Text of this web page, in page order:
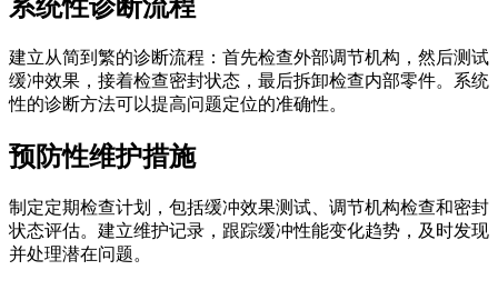
系统性诊断流程
建立从简到繁的诊断流程：首先检查外部调节机构，然后测试
缓冲效果，接着检查密封状态，最后拆卸检查内部零件。系统
性的诊断方法可以提高问题定位的准确性。
预防性维护措施
制定定期检查计划，包括缓冲效果测试、调节机构检查和密封
状态评估。建立维护记录，跟踪缓冲性能变化趋势，及时发现
并处理潜在问题。